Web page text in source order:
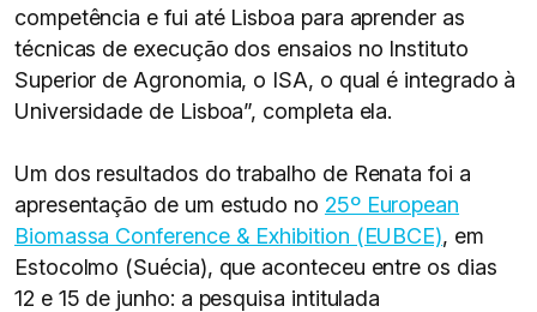
competência e fui até Lisboa para aprender as
técnicas de execução dos ensaios no Instituto
Superior de Agronomia, o ISA, o qual é integrado à
Universidade de Lisboa”, completa ela.
Um dos resultados do trabalho de Renata foi a
apresentação de um estudo no 25º European
Biomassa Conference & Exhibition (EUBCE), em
Estocolmo (Suécia), que aconteceu entre os dias
12 e 15 de junho: a pesquisa intitulada